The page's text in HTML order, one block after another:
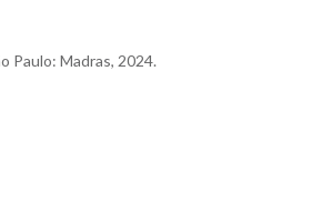
Paulo: Madras, 2024.